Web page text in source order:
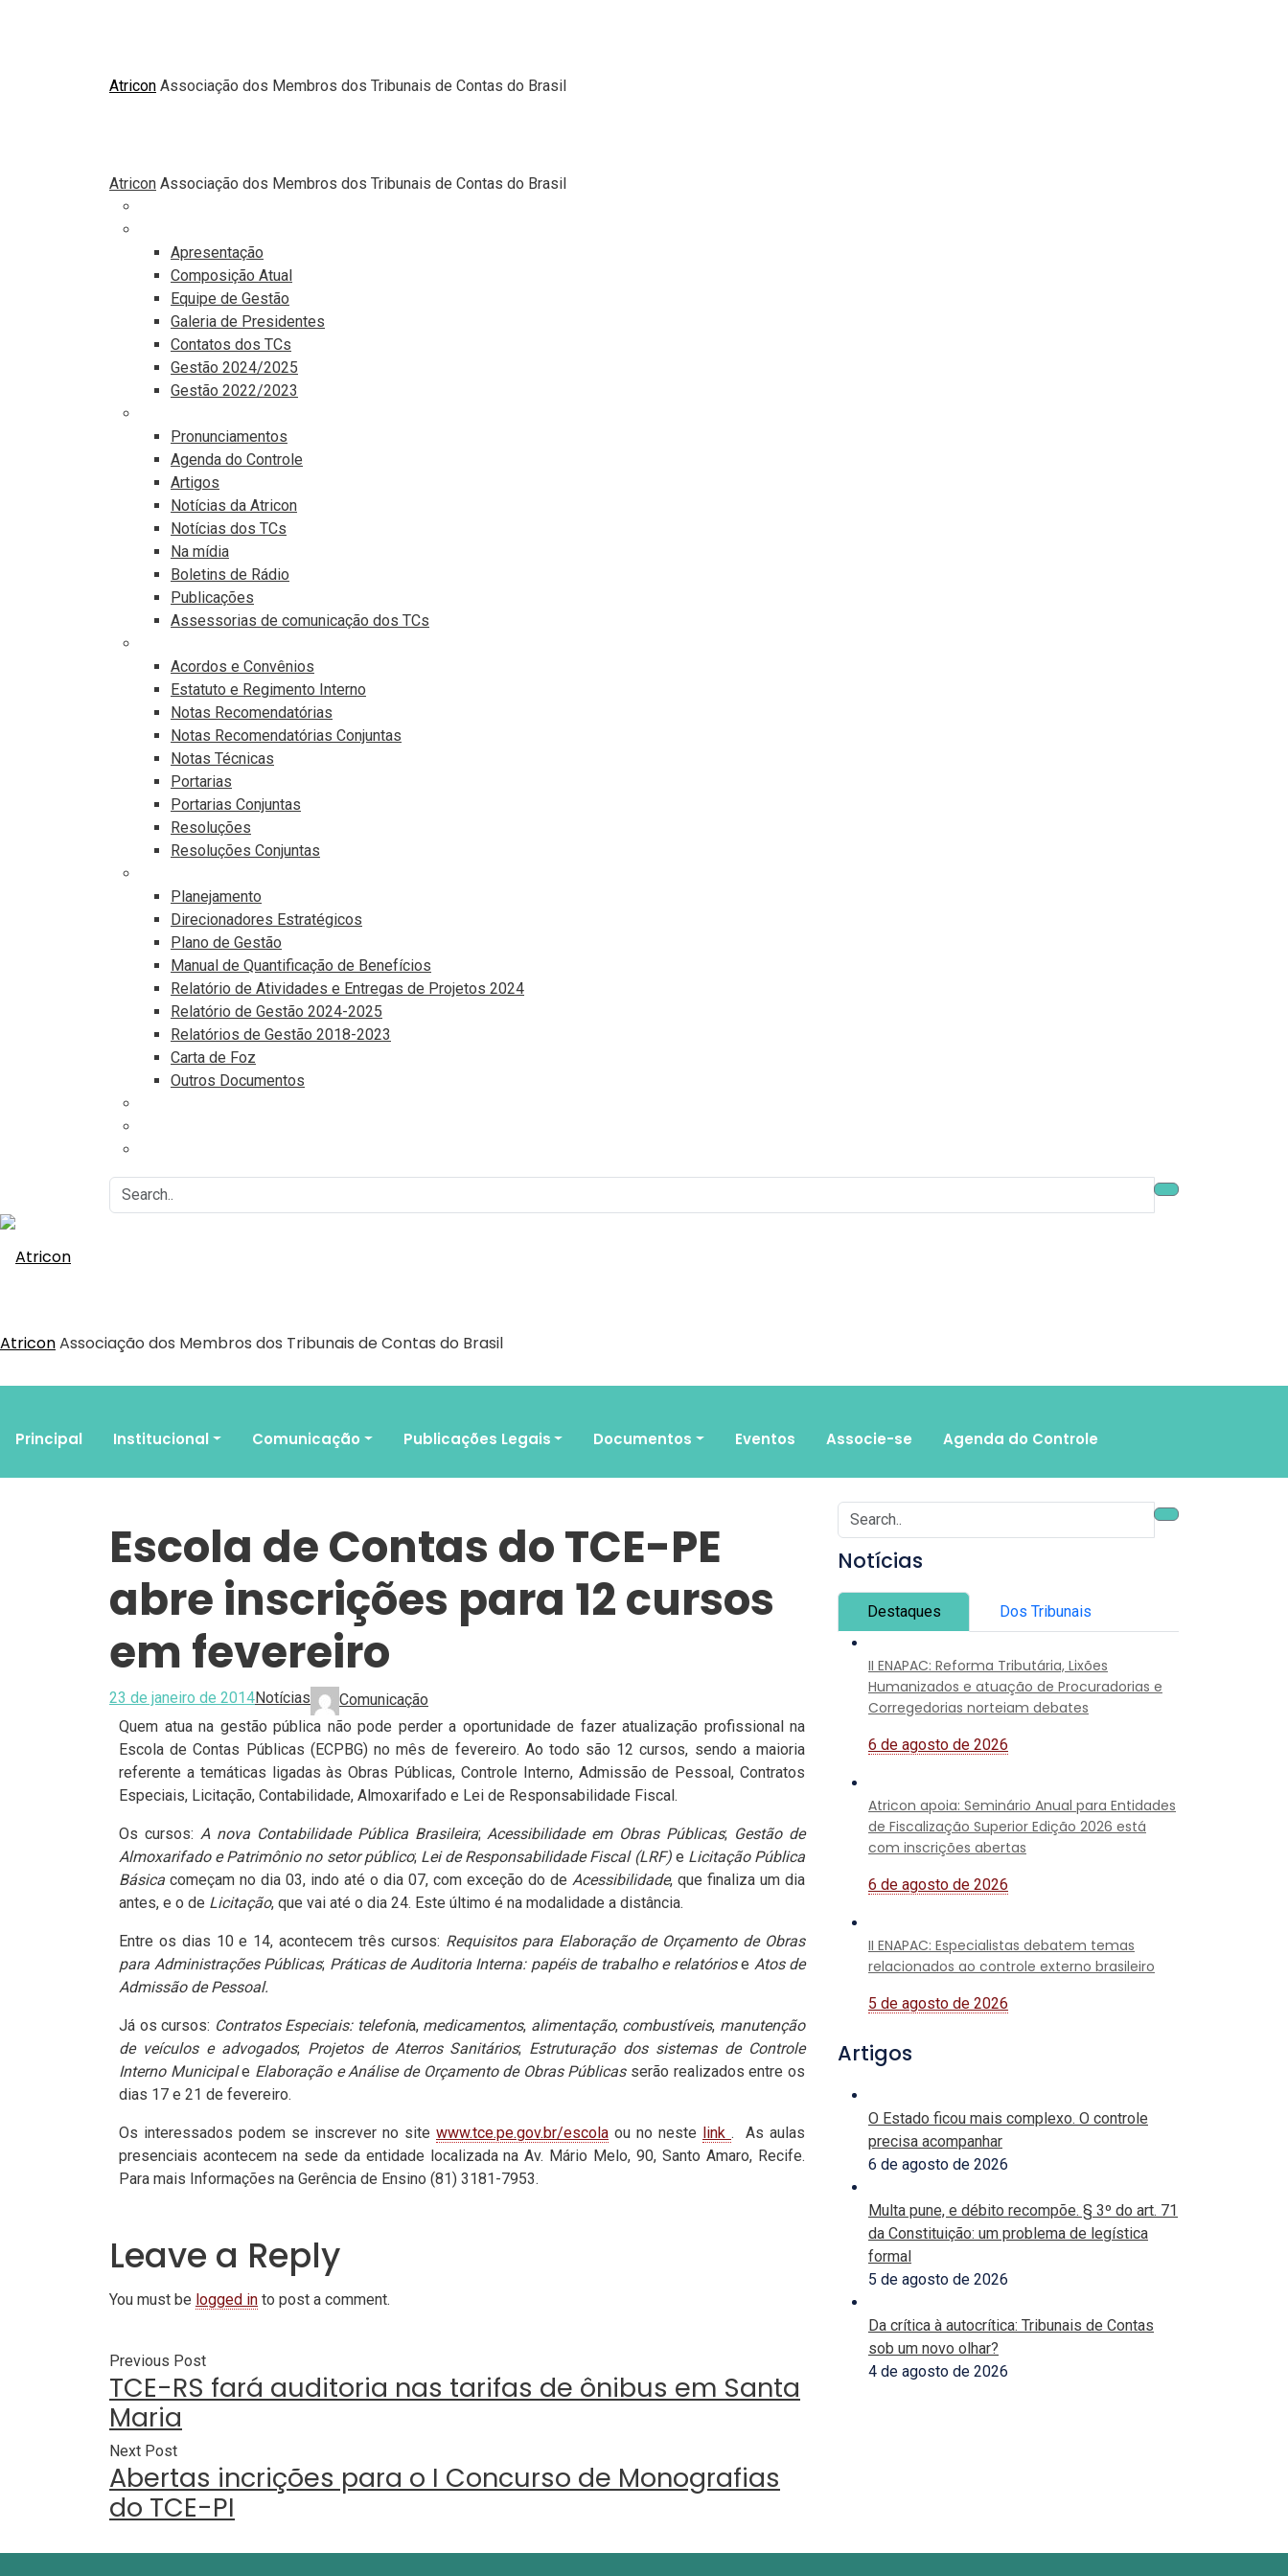
Atricon Associação dos Membros dos Tribunais de Contas do Brasil
Atricon Associação dos Membros dos Tribunais de Contas do Brasil
Apresentação
Composição Atual
Equipe de Gestão
Galeria de Presidentes
Contatos dos TCs
Gestão 2024/2025
Gestão 2022/2023
Pronunciamentos
Agenda do Controle
Artigos
Notícias da Atricon
Notícias dos TCs
Na mídia
Boletins de Rádio
Publicações
Assessorias de comunicação dos TCs
Acordos e Convênios
Estatuto e Regimento Interno
Notas Recomendatórias
Notas Recomendatórias Conjuntas
Notas Técnicas
Portarias
Portarias Conjuntas
Resoluções
Resoluções Conjuntas
Planejamento
Direcionadores Estratégicos
Plano de Gestão
Manual de Quantificação de Benefícios
Relatório de Atividades e Entregas de Projetos 2024
Relatório de Gestão 2024-2025
Relatórios de Gestão 2018-2023
Carta de Foz
Outros Documentos
AtriconAssociação dos Membros dos Tribunais de Contas do Brasil
Principal Institucional Comunicação Publicações Legais Documentos Eventos Associe-se Agenda do Controle
Escola de Contas do TCE-PE
abre inscrições para 12 cursos
em fevereiro
23 de janeiro de 2014Notícias
Comunicação
Quem atua na gestão pública não pode perder a oportunidade de fazer atualização profissional na
Escola de Contas Públicas (ECPBG) no mês de fevereiro. Ao todo são 12 cursos, sendo a maioria
referente a temáticas ligadas às Obras Públicas, Controle Interno, Admissão de Pessoal, Contratos
Especiais, Licitação, Contabilidade, Almoxarifado e Lei de Responsabilidade Fiscal.
Os cursos: A nova Contabilidade Pública Brasileira;Acessibilidade em Obras Públicas; Gestão de
Almoxarifado e Patrimônio no setor público; Lei de Responsabilidade Fiscal (LRF)e Licitação Pública
Básica começam no dia 03, indo até o dia 07, com exceção do de Acessibilidade, que finaliza um dia
antes, e o de Licitação, que vai até o dia 24. Este último é na modalidade a distância.
Entre os dias 10 e 14, acontecem três cursos: Requisitos para Elaboração de Orçamento de Obras
para Administrações Públicas; Práticas de Auditoria Interna: papéis de trabalho e relatóriose Atos de
Admissão de Pessoal.
Já os cursos: Contratos Especiais: telefonia, medicamentos, alimentação, combustíveis, manutenção
de veículos e advogados; Projetos de Aterros Sanitários; Estruturação dos sistemas de Controle
Interno Municipale Elaboração e Análise de Orçamento de Obras Públicasserão realizados entre os
dias 17 e 21 de fevereiro.
Os interessados podem se inscrever no site www.tce.pe.gov.br/escola ou no neste link . As aulas
presenciais acontecem na sede da entidade localizada na Av. Mário Melo, 90, Santo Amaro, Recife.
Para mais Informações na Gerência de Ensino (81) 3181-7953.
Leave a Reply
You must be logged in to post a comment.
Previous Post
TCE-RS fará auditoria nas tarifas de ônibus em Santa
Maria
Next Post
Abertas incrições para o I Concurso de Monografias
do TCE-PI
Notícias
Destaques Dos Tribunais
II ENAPAC: Reforma Tributária, Lixões
Humanizados e atuação de Procuradorias e
Corregedorias norteiam debates
6 de agosto de 2026
Atricon apoia: Seminário Anual para Entidades
de Fiscalização Superior Edição 2026 está
com inscrições abertas
6 de agosto de 2026
II ENAPAC: Especialistas debatem temas
relacionados ao controle externo brasileiro
5 de agosto de 2026
Artigos
O Estado ficou mais complexo. O controle
precisa acompanhar
6 de agosto de 2026
Multa pune, e débito recompõe. § 3º do art. 71
da Constituição: um problema de legística
formal
5 de agosto de 2026
Da crítica à autocrítica: Tribunais de Contas
sob um novo olhar?
4 de agosto de 2026